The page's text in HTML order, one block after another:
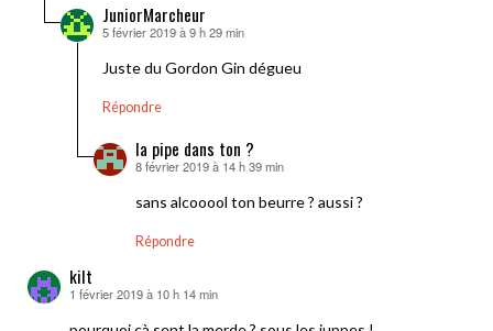
JuniorMarcheur
dit :
5 février 2019 à 9 h 29 min
Juste du Gordon Gin dégueu
Répondre
la pipe dans ton ?
dit :
8 février 2019 à 14 h 39 min
sans alcooool ton beurre ? aussi ?
Répondre
kilt
dit :
1 février 2019 à 10 h 14 min